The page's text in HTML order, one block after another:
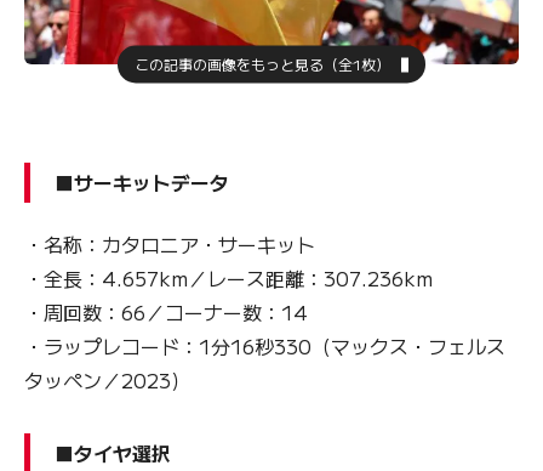
この記事の画像をもっと見る（全1枚）
■サーキットデータ
・名称：カタロニア・サーキット
・全長：4.657km／レース距離：307.236km
・周回数：66／コーナー数：14
・ラップレコード：1分16秒330（マックス・フェルス
タッペン／2023）
■タイヤ選択